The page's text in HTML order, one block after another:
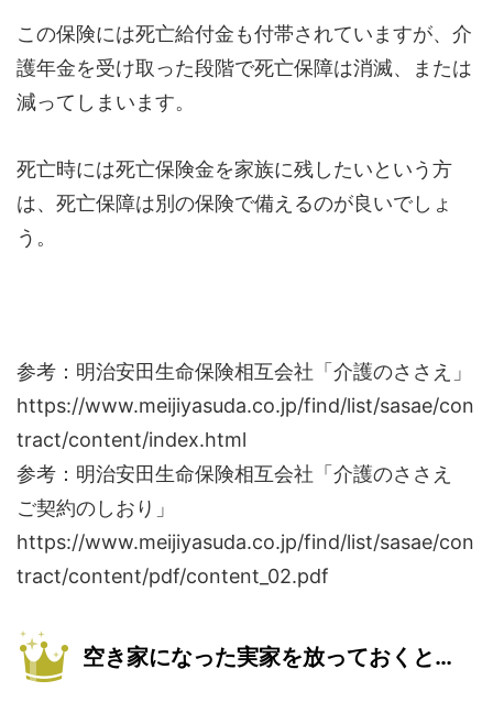
この保険には死亡給付金も付帯されていますが、介
護年金を受け取った段階で死亡保障は消滅、または
減ってしまいます。
死亡時には死亡保険金を家族に残したいという方
は、死亡保障は別の保険で備えるのが良いでしょ
う。
参考：明治安田生命保険相互会社「介護のささえ」
https://www.meijiyasuda.co.jp/find/list/sasae/con
tract/content/index.html
参考：明治安田生命保険相互会社「介護のささえ
ご契約のしおり」
https://www.meijiyasuda.co.jp/find/list/sasae/con
tract/content/pdf/content_02.pdf
空き家になった実家を放っておくと…